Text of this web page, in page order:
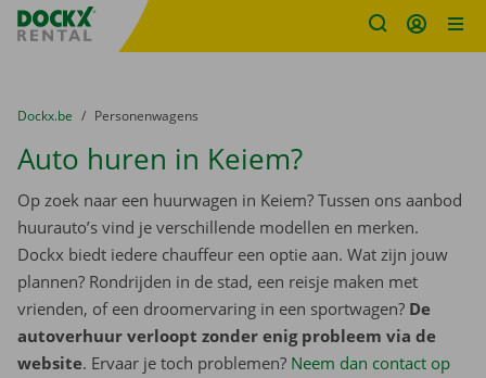
Fratello DEMO
U bevindt zich hier:
van
Dockx.be naar
Personenwagens
Auto huren in Keiem?
Op zoek naar een huurwagen in Keiem? Tussen ons aanbod
huurauto’s vind je verschillende modellen en merken.
Dockx biedt iedere chauffeur een optie aan. Wat zijn jouw
plannen? Rondrijden in de stad, een reisje maken met
vrienden, of een droomervaring in een sportwagen? De
autoverhuur verloopt zonder enig probleem via de
website. Ervaar je toch problemen? Neem dan contact op